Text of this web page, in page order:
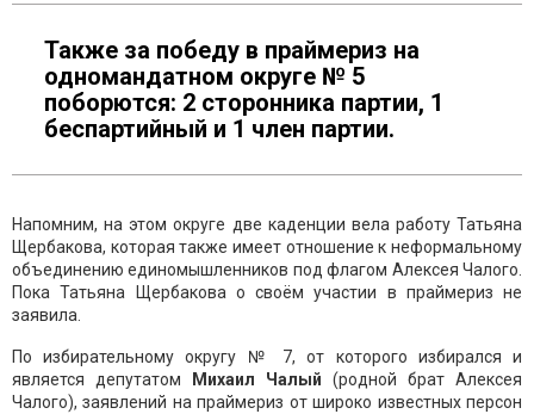
Также за победу в праймериз на
одномандатном округе № 5
поборются: 2 сторонника партии, 1
беспартийный и 1 член партии.
Напомним, на этом округе две каденции вела работу Татьяна
Щербакова, которая также имеет отношение к неформальному
объединению единомышленников под флагом Алексея Чалого.
Пока Татьяна Щербакова о своём участии в праймериз не
заявила.
По избирательному округу № 7, от которого избирался и
является депутатом
Михаил Чалый (родной брат Алексея
Чалого), заявлений на праймериз от широко известных персон